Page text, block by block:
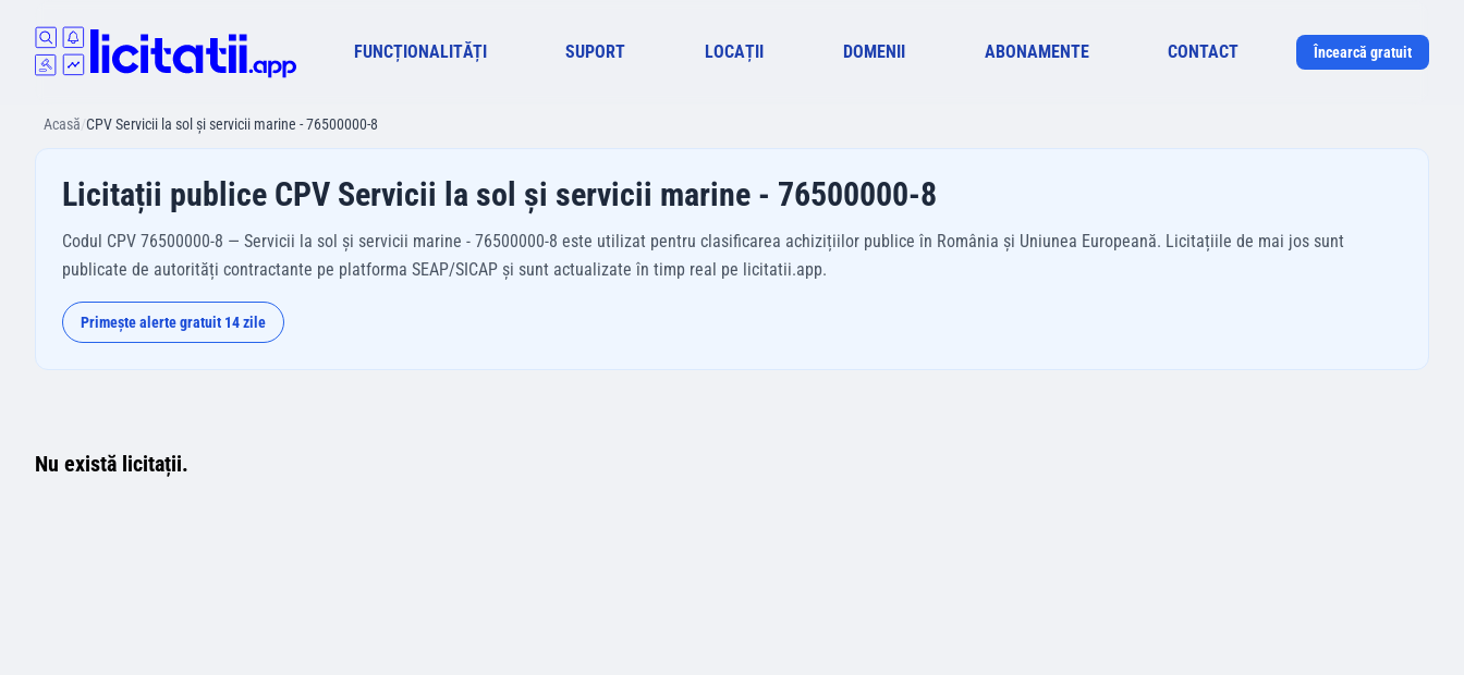
FUNCȚIONALITĂȚI SUPORT LOCAȚII DOMENII ABONAMENTE CONTACT Încearcă gratuit
Acasă/CPV Servicii la sol şi servicii marine - 76500000-8
Licitații publice CPV Servicii la sol şi servicii marine - 76500000-8
Codul CPV 76500000-8 — Servicii la sol şi servicii marine - 76500000-8 este utilizat pentru clasificarea achizițiilor publice în România și Uniunea Europeană. Licitațiile de mai jos sunt
publicate de autorități contractante pe platforma SEAP/SICAP și sunt actualizate în timp real pe licitatii.app.
Primește alerte gratuit 14 zile
Nu există licitații.